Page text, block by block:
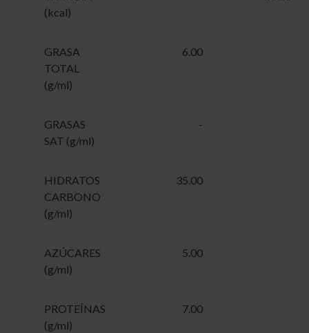
(kcal)
GRASA
TOTAL
(g/ml)
6.00
GRASAS
SAT (g/ml)
-
HIDRATOS
CARBONO
(g/ml)
35.00
AZÚCARES
(g/ml)
5.00
PROTEÍNAS
(g/ml)
7.00